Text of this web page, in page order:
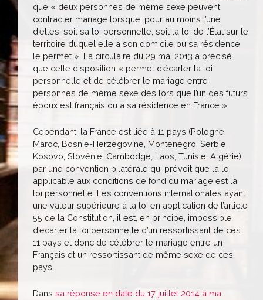
que « deux personnes de même sexe peuvent
contracter mariage lorsque, pour au moins l’une
d’elles, soit sa loi personnelle, soit la loi de l’État sur le
territoire duquel elle a son domicile ou sa résidence
le permet ». La circulaire du 29 mai 2013 a précisé
que cette disposition « permet d’écarter la loi
personnelle et de célébrer le mariage entre
personnes de même sexe dès lors que l’un des futurs
époux est français ou a sa résidence en France ».
Cependant, la France est liée à 11 pays (Pologne,
Maroc, Bosnie-Herzégovine, Monténégro, Serbie,
Kosovo, Slovénie, Cambodge, Laos, Tunisie, Algérie)
par une convention bilatérale qui prévoit que la loi
applicable aux conditions de fond du mariage est la
loi personnelle. Les conventions internationales ayant
une valeur supérieure à la loi en application de l’article
55 de la Constitution, il est, en principe, impossible
d’écarter la loi personnelle d’un ressortissant de ces
11 pays et donc de célébrer le mariage entre un
Français et un ressortissant de même sexe de ces
pays.
Dans sa réponse en date du 17 juillet 2014 à ma